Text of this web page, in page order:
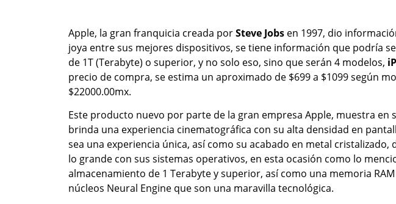
Apple, la gran franquicia creada porSteve Jobs en 1997, dio
joya entre sus mejores dispositivos, se tiene información que podría
de 1T (Terabyte) o superior, y no solo eso, sino que serán 4 modelos,
precio de compra, se estima un aproximado de $699 a $1099 según
$22000.00mx.
Este producto nuevo por parte de la gran empresa Apple, muestra en
brinda una experiencia cinematográfica con su alta densidad en
sea una experiencia única, así como su acabado en metal
lo grande con sus sistemas operativos, en esta ocasión como lo
almacenamiento de 1 Terabyte y superior, así como una memoria
núcleos Neural Engine que son una maravilla tecnológica.